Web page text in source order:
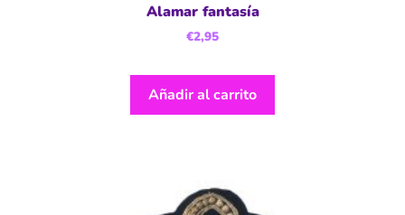
Alamar fantasía
€2,95
Añadir al carrito